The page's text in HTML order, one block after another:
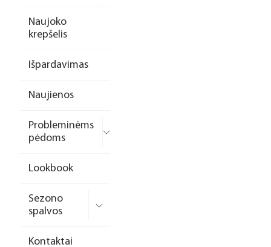
Naujoko
krepšelis
Išpardavimas
Naujienos
Probleminėms
pėdoms
Lookbook
Sezono
spalvos
Kontaktai